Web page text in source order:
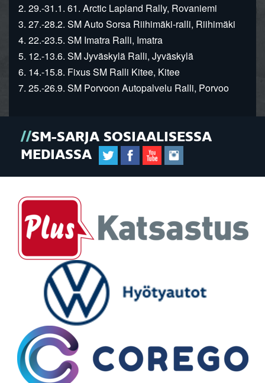
2. 29.-31.1. 61. Arctic Lapland Rally, Rovaniemi
3. 27.-28.2. SM Auto Sorsa Riihimäki-ralli, Riihimäki
4. 22.-23.5. SM Imatra Ralli, Imatra
5. 12.-13.6. SM Jyväskylä Ralli, Jyväskylä
6. 14.-15.8. Fixus SM Ralli Kitee, Kitee
7. 25.-26.9. SM Porvoon Autopalvelu Ralli, Porvoo
SM-SARJA SOSIAALISESSA
MEDIASSA